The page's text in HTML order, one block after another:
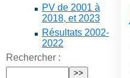
PV de 2001 à
2018, et 2023
Résultats 2002-
2022
Rechercher :